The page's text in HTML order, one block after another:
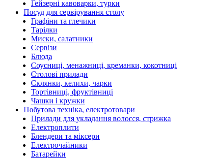
Гейзерні кавоварки, турки
Посуд для сервірування столу
Графіни та глечики
Тарілки
Миски, салатники
Сервізи
Блюда
Соусниці, менажниці, креманки, кокотниці
Столові прилади
Склянки, келихи, чарки
Тортівниці, фруктівниці
Чашки і кружки
Побутова техніка, електротовари
Прилади для укладання волосся, стрижка
Електроплити
Блендери та міксери
Електрочайники
Батарейки